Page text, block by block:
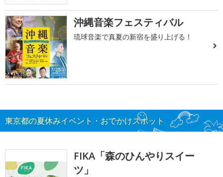
沖縄音楽フェスティバル
琉球音楽で真夏の新宿を盛り上げる！
東京都の夏休みイベント・おでかけスポット
FIKA「森のひんやりスイー
ツ」